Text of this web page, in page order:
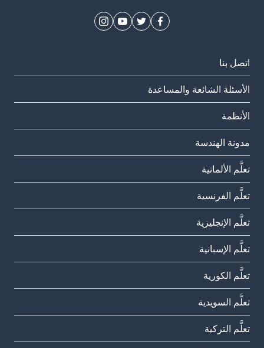
اتصل بنا
الأسئلة الشائعة والمساعدة
الأنظمة
مدونة الهندسة
تعلَّم الألمانية
تعلَّم الفرنسية
تعلَّم الإنجليزية
تعلَّم الإسبانية
تعلَّم الكورية
تعلَّم السويدية
تعلَّم التركية